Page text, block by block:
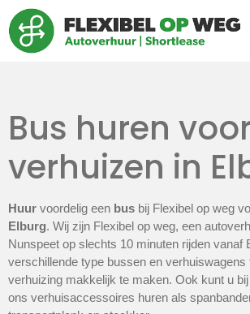
Bus huren voor
verhuizen in
Huur voordelig een bus bij Flexibel op weg
Elburg. Wij zijn Flexibel op weg, een
Nunspeet op slechts 10 minuten rijden vanaf
verschillende type bussen en verhuiswagens
verhuizing makkelijk te maken. Ook kunt u bij
ons verhuisaccessoires huren als